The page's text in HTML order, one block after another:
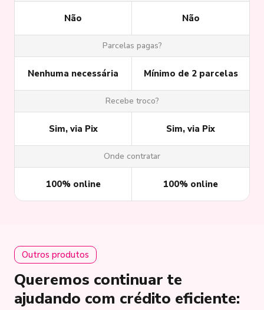
Não Não
Parcelas pagas?
Nenhuma necessária Mínimo de 2 parcelas
Recebe troco?
Sim, via Pix Sim, via Pix
Onde contratar
100% online 100% online
Outros produtos
Queremos continuar te
ajudando com crédito eficiente: